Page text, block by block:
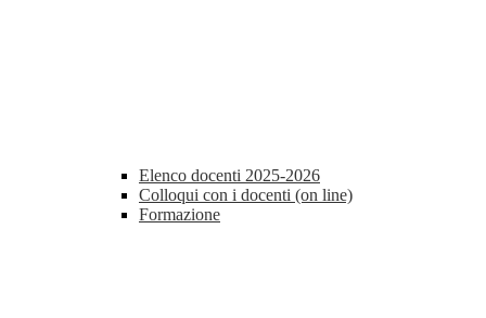
Elenco docenti 2025-2026
Colloqui con i docenti (on line)
Formazione